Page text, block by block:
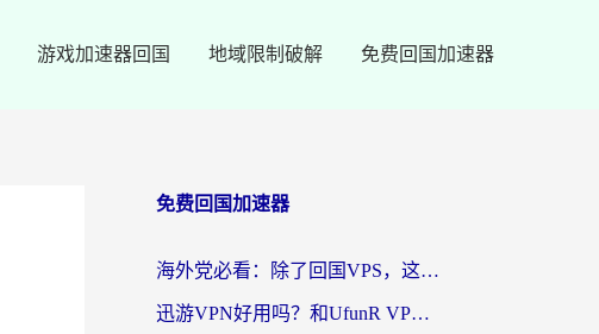
游戏加速器回国 地域限制破解 免费回国加速器
免费回国加速器
海外党必看：除了回国VPS，这样选加速器也能无缝刷国内资源？
迅游VPN好用吗？和UfunR VPN对比哪个回国效果更好？海外党亲测避坑指南